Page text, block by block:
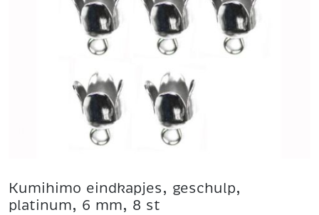
Kumihimo eindkapjes, geschulp,
platinum, 6 mm, 8 st